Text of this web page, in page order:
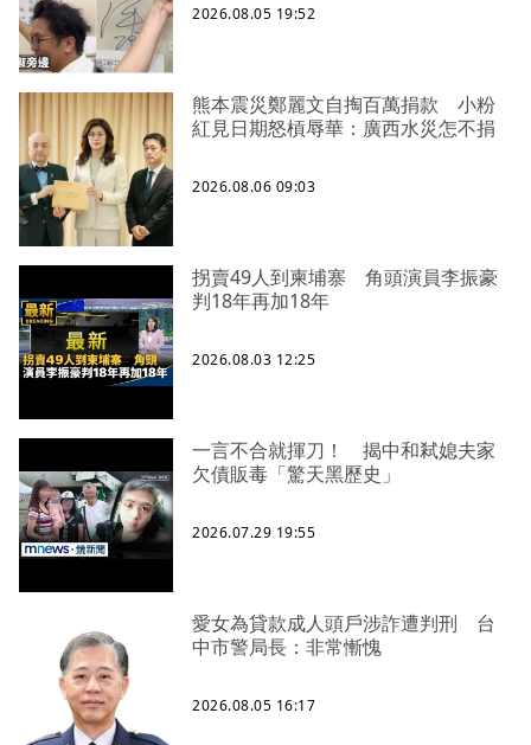
2026.08.05 19:52
熊本震災鄭麗文自掏百萬捐款 小粉
紅見日期怒槓辱華：廣西水災怎不捐
2026.08.06 09:03
拐賣49人到柬埔寨 角頭演員李振豪
判18年再加18年
2026.08.03 12:25
一言不合就揮刀！ 揭中和弒媳夫家
欠債販毒「驚天黑歷史」
2026.07.29 19:55
愛女為貸款成人頭戶涉詐遭判刑 台
中市警局長：非常慚愧
2026.08.05 16:17